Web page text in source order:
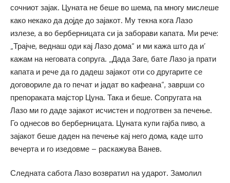
сочниот зајак. Цуната не беше во шема, па многу мислеше
како некако да дојде до зајакот. Му текна кога Лазо
излезе, а во берберницата си ја заборави капата. Ми рече:
„Трајче, веднаш оди кај Лазо дома“ и ми кажа што да и’
кажам на неговата сопруга. „Дада Заге, бате Лазо ја прати
капата и рече да го дадеш зајакот оти со другарите се
договориле да го печат и јадат во кафеана“, заврши со
препораката мајстор Цуна. Така и беше. Сопругата на
Лазо ми го даде зајакот исчистен и подготвен за печење.
Го однесов во берберницата. Цуната купи гајба пиво, а
зајакот беше даден на печење кај него дома, каде што
вечерта и го изедовме – раскажува Ванев.
Следната сабота Лазо возвратил на ударот. Замолил